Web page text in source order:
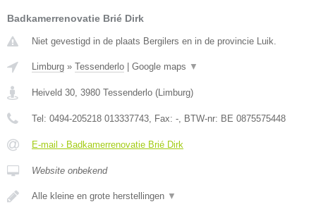
Badkamerrenovatie Brié Dirk
Niet gevestigd in de plaats Bergilers en in de provincie Luik.
Limburg » Tessenderlo Google maps ▼
Heiveld 30, 3980 Tessenderlo (Limburg)
Tel: 0494-205218 013337743, Fax: -, BTW-nr: BE 0875575448
E-mail › Badkamerrenovatie Brié Dirk
Website onbekend
Alle kleine en grote herstellingen ▼